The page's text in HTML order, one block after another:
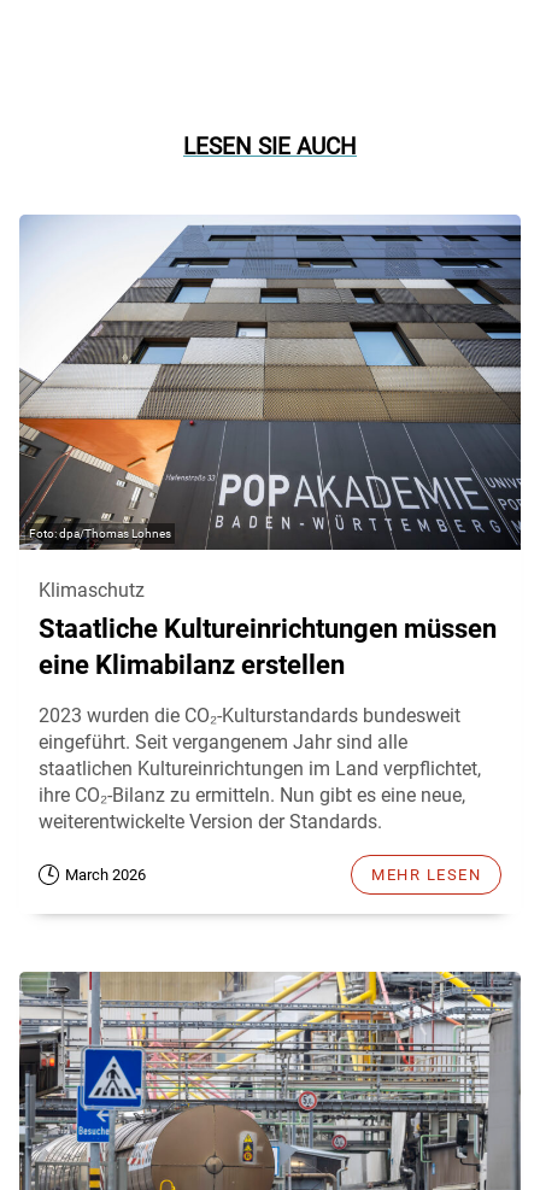
LESEN SIE AUCH
dpa/Thomas Lohnes
Klimaschutz
Staatliche Kultureinrichtungen müssen
eine Klimabilanz erstellen
2023 wurden die CO₂-Kulturstandards bundesweit
eingeführt. Seit vergangenem Jahr sind alle
staatlichen Kultureinrichtungen im Land verpflichtet,
ihre CO₂-Bilanz zu ermitteln. Nun gibt es eine neue,
weiterentwickelte Version der Standards.
March 2026 MEHR LESEN